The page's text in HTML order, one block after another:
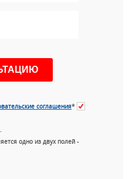
соглашения*
одно из двух полей -